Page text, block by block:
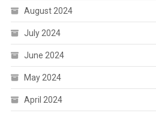
August 2024
July 2024
June 2024
May 2024
April 2024